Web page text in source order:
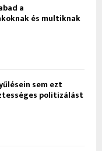
a
és multiknak
sem ezt
politizálást